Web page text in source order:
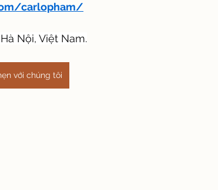
carlopham/
Nội, Việt Nam.
với chúng tôi